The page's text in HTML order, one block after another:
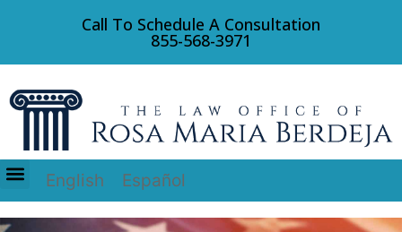
Call To Schedule A Consultation
855-568-3971
English Español